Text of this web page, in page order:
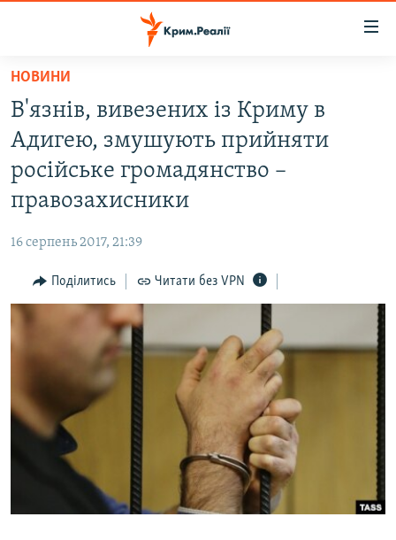
Перейти
основного
матеріалу
Перейти
до
основної
Перейти
пошуку
НОВИНИ
ВОДА.КРИМ
ВІДЕО ТА ФОТО
ПОГЛЯД
ІНТЕРВ'Ю
ВСЕ ЗА ДЕНЬ
СПЕЦПРОЕКТИ
ДЕПОРТАЦІЯ
ВІДЕОУРОКИ «ELIFBE»
СВІДЧЕННЯ ОКУПАЦІЇ
УКРАЇНСЬКА ПРОБЛЕМА КРИМУ
ЯК ОБІЙТИ БЛОКУВАННЯ
Русский
Qırımtatar
НОВИНИ
В'язнів, вивезених із Криму в
Адигею, змушують прийняти
російське громадянство –
правозахисники
16 серпень 2017, 21:39
Поділитись Читати без VPN